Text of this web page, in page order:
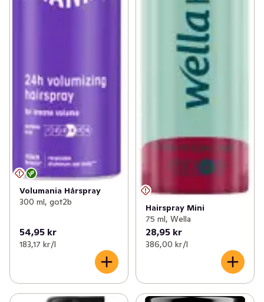
Volumania Hårspray
300 ml, got2b
54,95 kr
183,17 kr /l
Hairspray Mini
75 ml, Wella
28,95 kr
386,00 kr /l